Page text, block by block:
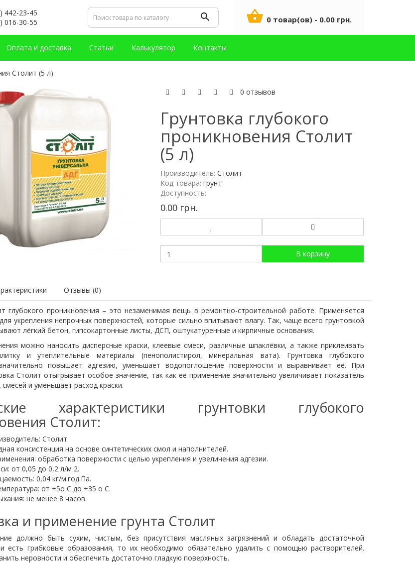
442-23-45
016-30-55
0 товар(ов) - 0.00 грн.
Оплата и доставка Статьи Калькулятор Контакты
Столит (5 л)
0 отзывов
Грунтовка глубокого
проникновения Столит
(5 л)
Производитель: Столит
Код товара: грунт
Доступность:
0.00 грн.
В корзину
Отзывы (0)
глубокого проникновения – это незаменимая вещь в ремонтно-строительной работе. Применяется
укрепления непрочных поверхностей, которые сильно впитывают влагу. Так, чаще всего грунтовкой
лёгкий бетон, гипсокартонные листы, ДСП, оштукатуренные и кирпичные основания.
можно наносить дисперсные краски, клеевые смеси, различные шпаклёвки, а также приклеивать
и утеплительные материалы (пенополистирол, минеральная вата). Грунтовка глубокого
повышает адгезию, уменьшает водопоглощение поверхности и выравнивает её. При
Столит отыгрывает особое значение, так как её применение значительно увеличивает показатель
смесей и уменьшает расход краски.
характеристики грунтовки глубокого
Столит:
Столит.
консистенция на основе синтетических смол и наполнителей.
обработка поверхности с целью укрепления и увеличения адгезии.
от 0,05 до 0,2 л/м 2.
0,04 кг/м.год.Па.
от +5о С до +35 о С.
не менее 8 часов.
и применение грунта Столит
должно быть сухим, чистым, без присутствия масляных загрязнений и обладать достаточной
есть грибковые образования, то их необходимо обязательно удалить с помощью растворителей.
неровности и обеспечить достаточно гладкую поверхность.